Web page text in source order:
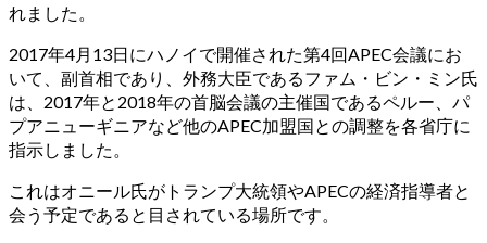
れました。
2017年4月13日にハノイで開催された第4回APEC会議にお
いて、副首相であり、外務大臣であるファム・ビン・ミン氏
は、2017年と2018年の首脳会議の主催国であるペルー、パ
プアニューギニアなど他のAPEC加盟国との調整を各省庁に
指示しました。
これはオニール氏がトランプ大統領やAPECの経済指導者と
会う予定であると目されている場所です。